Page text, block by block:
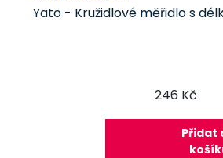
Yato - Kružidlové měřidlo s
246 Kč
Přidat